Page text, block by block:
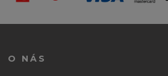
O NÁS